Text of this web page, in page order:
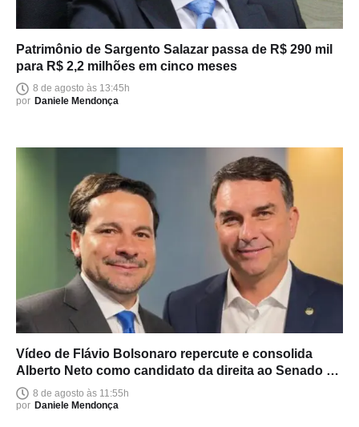
Patrimônio de Sargento Salazar passa de R$ 290 mil
para R$ 2,2 milhões em cinco meses
8 de agosto às 13:45h
por Daniele Mendonça
Vídeo de Flávio Bolsonaro repercute e consolida
Alberto Neto como candidato da direita ao Senado no
Amazonas
8 de agosto às 11:55h
por Daniele Mendonça